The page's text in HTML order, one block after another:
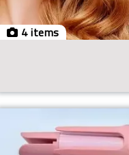
4 items